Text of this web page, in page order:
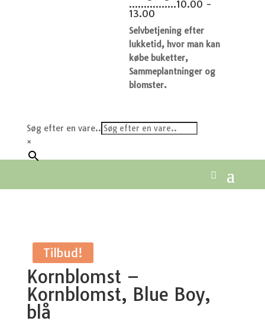
................10.00 -
13.00
Selvbetjening efter
lukketid, hvor man kan
købe buketter,
Sammeplantninger og
blomster.
Søg efter en vare..
×
Tilbud!
Kornblomst –
Kornblomst, Blue Boy,
blå